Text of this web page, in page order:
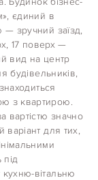
єдиний в
зручний заїзд,
17 поверх —
вид на центр
будівельників,
з квартирою.
вартістю значно
для тих,
під
вітальню